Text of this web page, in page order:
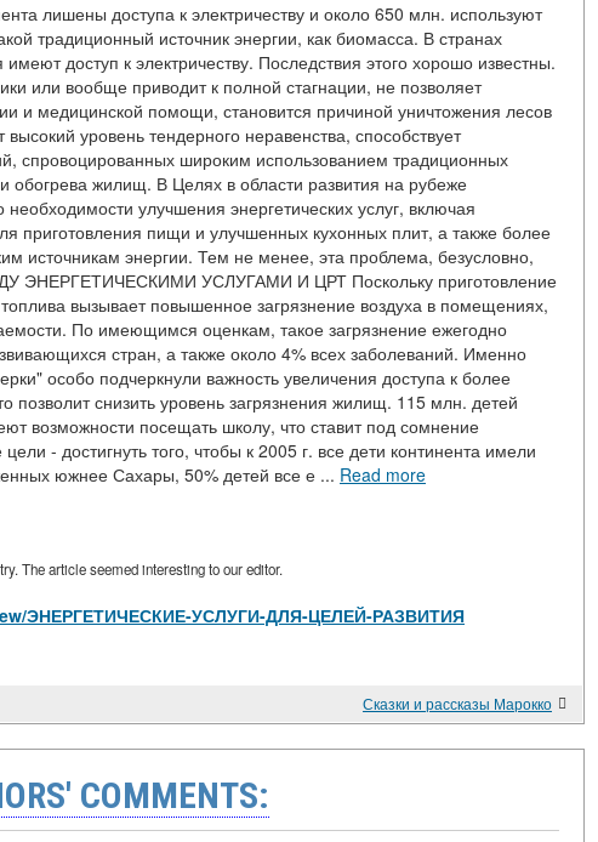
лишены доступа к электричеству и около 650 млн. используют
традиционный источник энергии, как биомасса. В странах
доступ к электричеству. Последствия этого хорошо известны.
или вообще приводит к полной стагнации, не позволяет
и медицинской помощи, становится причиной уничтожения лесов
уровень тендерного неравенства, способствует
спровоцированных широким использованием традиционных
обогрева жилищ. В Целях в области развития на рубеже
улучшения энергетических услуг, включая
приготовления пищи и улучшенных кухонных плит, а также более
источникам энергии. Тем не менее, эта проблема, безусловно,
ЭНЕРГЕТИЧЕСКИМИ УСЛУГАМИ И ЦРТ Поскольку приготовление
вызывает повышенное загрязнение воздуха в помещениях,
По имеющимся оценкам, такое загрязнение ежегодно
стран, а также около 4% всех заболеваний. Именно
особо подчеркнули важность увеличения доступа к более
снизить уровень загрязнения жилищ. 115 млн. детей
возможности посещать школу, что ставит под сомнение
- достигнуть того, чтобы к 2005 г. все дети континента имели
южнее Сахары, 50% детей все е ... Read more
The article seemed interesting to our editor.
ЭНЕРГЕТИЧЕСКИЕ-УСЛУГИ-ДЛЯ-ЦЕЛЕЙ-РАЗВИТИЯ
Сказки и рассказы Марокко
COMMENTS: